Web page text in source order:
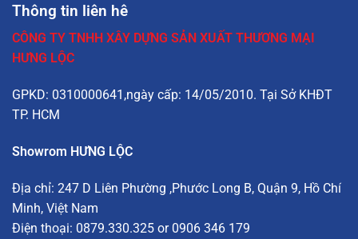
Thông tin liên hê
CÔNG TY TNHH XÂY DỰNG SẢN XUẤT THƯƠNG MẠI
HƯNG LỘC
GPKD: 0310000641,ngày cấp: 14/05/2010. Tại Sở KHĐT
TP. HCM
Showrom HƯNG LỘC
Địa chỉ: 247 D Liên Phường ,Phước Long B, Quận 9, Hồ Chí
Minh, Việt Nam
Điện thoại: 0879.330.325 or 0906 346 179